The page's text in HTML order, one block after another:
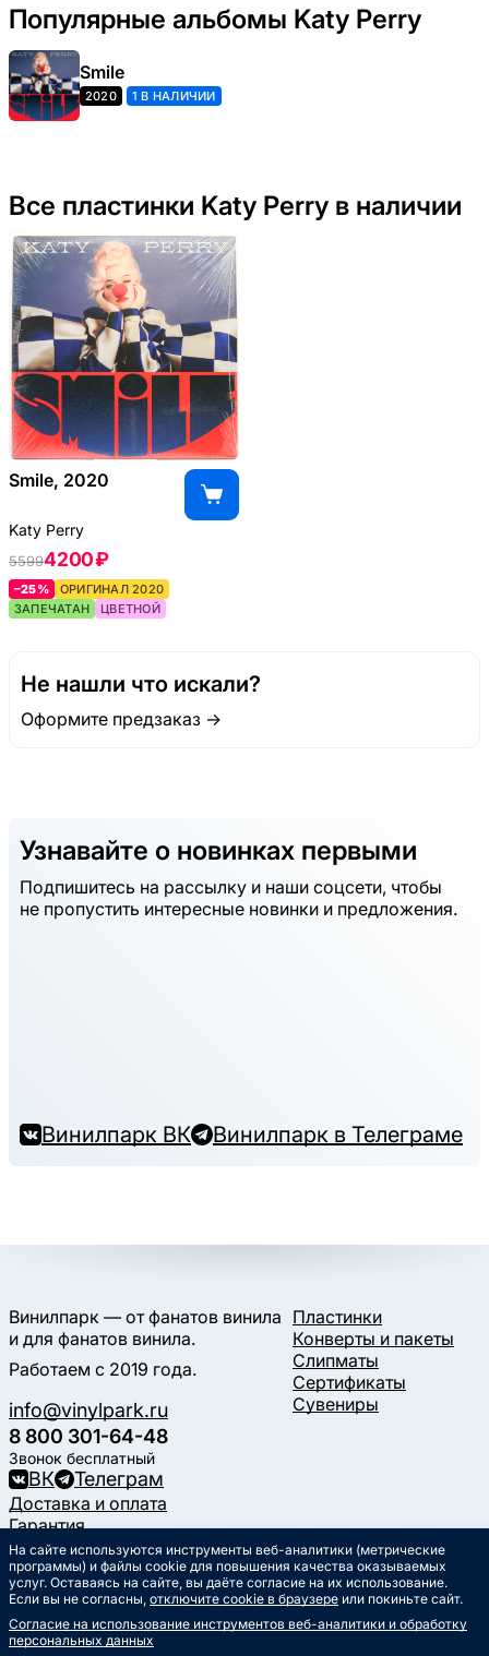
Популярные альбомы Katy Perry
Smile
2020 1 В НАЛИЧИИ
Все пластинки Katy Perry в наличии
Smile, 2020
Katy Perry
55994200 ₽
–25%
ОРИГИНАЛ 2020
ЗАПЕЧАТАН
ЦВЕТНОЙ
Не нашли что искали?
Оформите предзаказ →
Узнавайте о новинках первыми
Подпишитесь на рассылку и наши соцсети, чтобы
не пропустить интересные новинки и предложения.
Винилпарк ВК Винилпарк в Телеграме
Винилпарк — от фанатов винила
и для фанатов винила.
Работаем с 2019 года.
info@vinylpark.ru
8 800 301-64-48
Звонок бесплатный
ВК Телеграм
Пластинки
Конверты и пакеты
Слипматы
Сертификаты
Сувениры
Доставка и оплата
Гарантия
Контакты
Статьи
Музыкальный календарь
Документы
Публичная оферта
На сайте используются инструменты веб-аналитики (метрические
программы) и файлы cookie для повышения качества оказываемых
услуг. Оставаясь на сайте, вы даёте согласие на их использование.
Если вы не согласны, отключите cookie в браузере или покиньте сайт.
Согласие на использование инструментов веб-аналитики и обработку
персональных данных